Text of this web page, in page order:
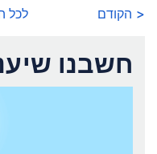
< הקודם לכל
חשבנו